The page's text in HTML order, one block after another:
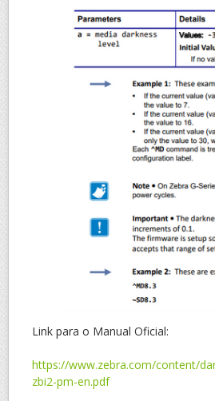
Link para o Manual Oficial:
https://www.zebra.com/content/
zbi2-pm-en.pdf